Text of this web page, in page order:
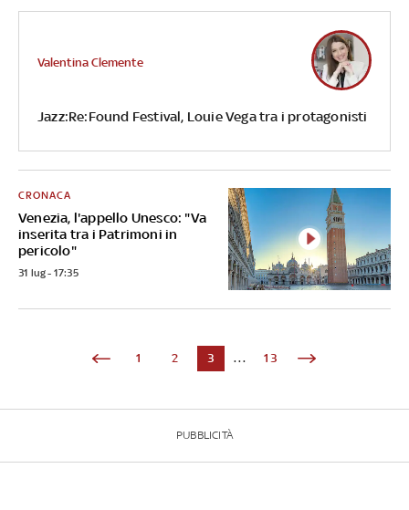
Jazz:Re:Found Festival, Louie Vega tra i protagonisti
Valentina Clemente
Venezia, l'appello Unesco: "Va
inserita tra i Patrimoni in
pericolo"
CRONACA
31 lug - 17:35
1 2 3 ... 13
PUBBLICITÀ